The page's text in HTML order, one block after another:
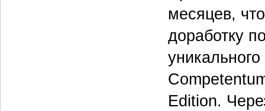
месяцев,
доработку
Edition.